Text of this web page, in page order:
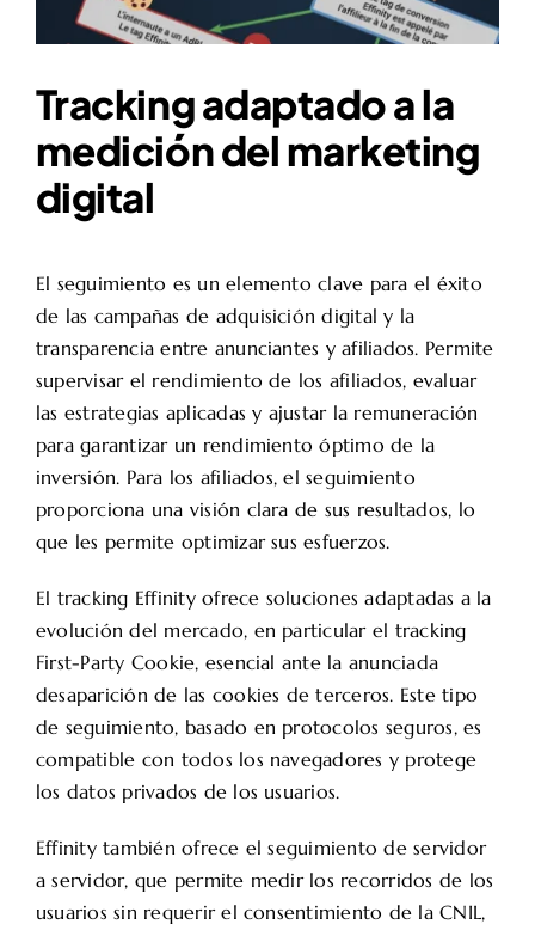
Tracking adaptado a la
medición del marketing
digital
El seguimiento es un elemento clave para el éxito
de las campañas de adquisición digital y la
transparencia entre anunciantes y afiliados. Permite
supervisar el rendimiento de los afiliados, evaluar
las estrategias aplicadas y ajustar la remuneración
para garantizar un rendimiento óptimo de la
inversión. Para los afiliados, el seguimiento
proporciona una visión clara de sus resultados, lo
que les permite optimizar sus esfuerzos.
El tracking Effinity ofrece soluciones adaptadas a la
evolución del mercado, en particular el tracking
First-Party Cookie, esencial ante la anunciada
desaparición de las cookies de terceros. Este tipo
de seguimiento, basado en protocolos seguros, es
compatible con todos los navegadores y protege
los datos privados de los usuarios.
Effinity también ofrece el seguimiento de servidor
a servidor, que permite medir los recorridos de los
usuarios sin requerir el consentimiento de la CNIL,